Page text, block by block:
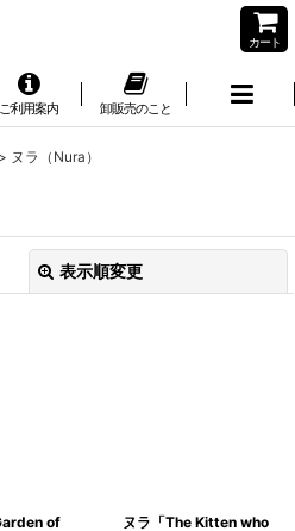
カート
ご利用案内 卸販売のこと
> ヌラ（Nura）
表示順変更
of
ヌラ「The Kitten who